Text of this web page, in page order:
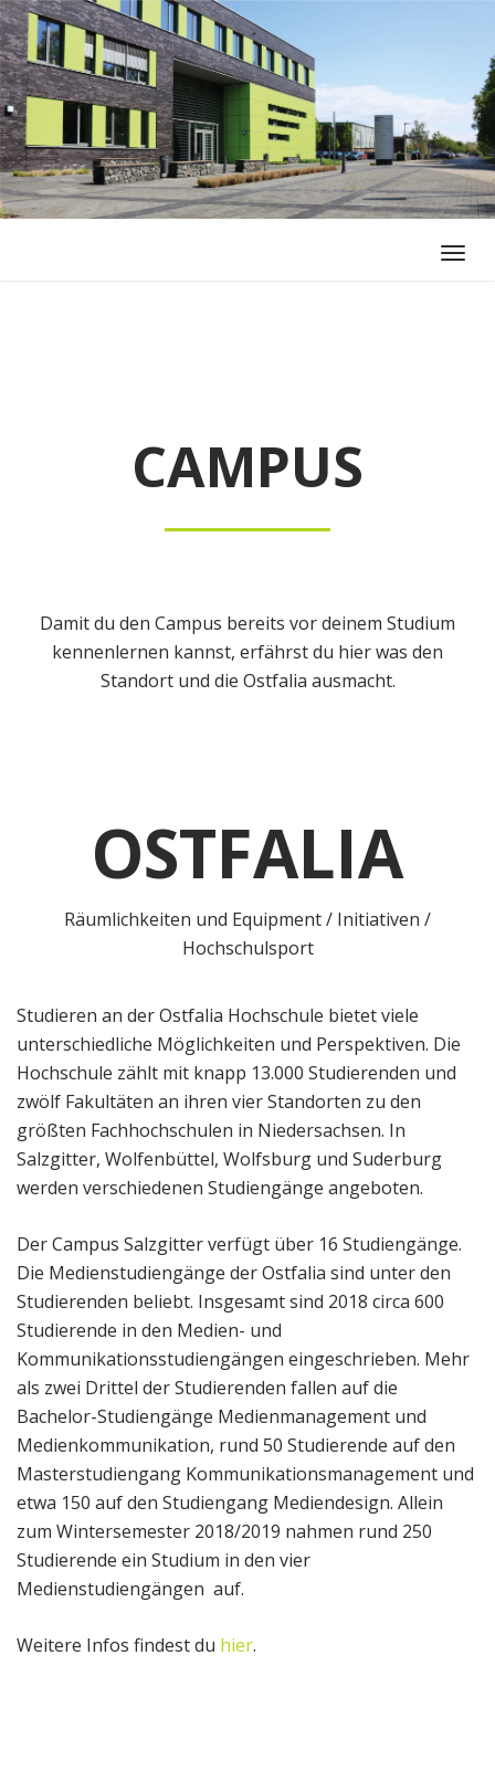
CAMPUS
Damit du den Campus bereits vor deinem Studium
kennenlernen kannst, erfährst du hier was den
Standort und die Ostfalia ausmacht.
OSTFALIA
Räumlichkeiten und Equipment/ Initiativen /
Hochschulsport
Studieren an der Ostfalia Hochschule bietet viele
unterschiedliche Möglichkeiten und Perspektiven. Die
Hochschule zählt mit knapp 13.000 Studierenden und
zwölf Fakultäten an ihren vier Standorten zu den
größten Fachhochschulen in Niedersachsen. In
Salzgitter, Wolfenbüttel, Wolfsburg und Suderburg
werden verschiedenen Studiengänge angeboten.
Der Campus Salzgitter verfügt über 16 Studiengänge.
Die Medienstudiengänge der Ostfalia sind unter den
Studierenden beliebt. Insgesamt sind 2018 circa 600
Studierende in den Medien- und
Kommunikationsstudiengängen eingeschrieben. Mehr
als zwei Drittel der Studierenden fallen auf die
Bachelor-Studiengänge Medienmanagement und
Medienkommunikation, rund 50 Studierende auf den
Masterstudiengang Kommunikationsmanagement und
etwa 150 auf den Studiengang Mediendesign. Allein
zum Wintersemester 2018/2019 nahmen rund 250
Studierende ein Studium in den vier
Medienstudiengängen auf.
Weitere Infos findest du hier.